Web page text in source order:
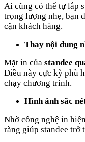
Ai cũng có thể tự lắp
trọng lượng nhẹ, bạn
cận khách hàng.
Thay nội dung
Mặt in của standee
Điều này cực kỳ phù
chạy chương trình.
Hình ảnh sắc
Nhờ công nghệ in
ràng giúp standee trở